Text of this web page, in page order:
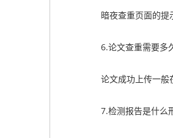
暗夜查重页面的提示
6.论文查重需要多久
论文成功上传一般在
7.检测报告是什么